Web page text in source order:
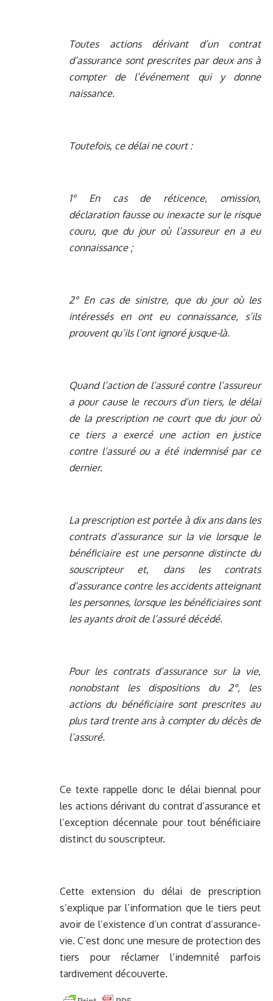
Toutes actions dérivant d’un contrat
d’assurance sont prescrites par deux ans à
compter de l’événement qui y donne
naissance.
Toutefois, ce délai ne court :
1° En cas de réticence, omission,
déclaration fausse ou inexacte sur le risque
couru, que du jour où l’assureur en a eu
connaissance ;
2° En cas de sinistre, que du jour où les
intéressés en ont eu connaissance, s’ils
prouvent qu’ils l’ont ignoré jusque-là.
Quand l’action de l’assuré contre l’assureur
a pour cause le recours d’un tiers, le délai
de la prescription ne court que du jour où
ce tiers a exercé une action en justice
contre l’assuré ou a été indemnisé par ce
dernier.
La prescription est portée à dix ans dans les
contrats d’assurance sur la vie lorsque le
bénéficiaire est une personne distincte du
souscripteur et, dans les contrats
d’assurance contre les accidents atteignant
les personnes, lorsque les bénéficiaires sont
les ayants droit de l’assuré décédé.
Pour les contrats d’assurance sur la vie,
nonobstant les dispositions du 2°, les
actions du bénéficiaire sont prescrites au
plus tard trente ans à compter du décès de
l’assuré.
Ce texte rappelle donc le délai biennal pour
les actions dérivant du contrat d’assurance et
l’exception décennale pour tout bénéficiaire
distinct du souscripteur.
Cette extension du délai de prescription
s’explique par l’information que le tiers peut
avoir de l’existence d’un contrat d’assurance-
vie. C’est donc une mesure de protection des
tiers pour réclamer l’indemnité parfois
tardivement découverte.